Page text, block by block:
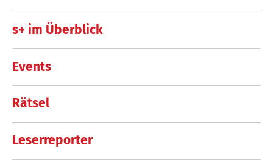
s+ im Überblick
Events
Rätsel
Leserreporter